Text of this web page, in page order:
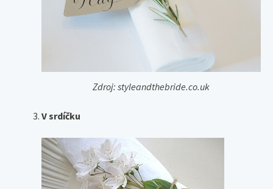
Zdroj: styleandthebride.co.uk
V srdíčku